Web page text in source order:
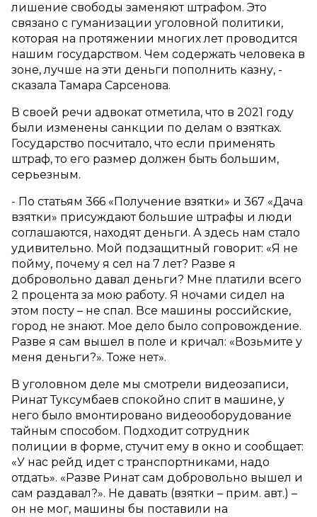
лишение свободы заменяют штрафом. Это
связано с гуманизации уголовной политики,
которая на протяжении многих лет проводится
нашим государством. Чем содержать человека в
зоне, лучше на эти деньги пополнить казну, -
сказала Тамара Сарсенова.
В своей речи адвокат отметила, что в 2021 году
были изменены санкции по делам о взятках.
Государство посчитало, что если применять
штраф, то его размер должен быть большим,
серьезным.
- По статьям 366 «Получение взятки» и 367 «Дача
взятки» присуждают большие штрафы и люди
соглашаются, находят деньги. А здесь нам стало
удивительно. Мой подзащитный говорит: «Я не
пойму, почему я сел на 7 лет? Разве я
добровольно давал деньги? Мне платили всего
2 процента за мою работу. Я ночами сидел на
этом посту – не спал. Все машины российские,
город не знают. Мое дело было сопровождение.
Разве я сам вышел в поле и кричал: «Возьмите у
меня деньги?». Тоже нет».
В уголовном деле мы смотрели видеозаписи,
Ринат Туксумбаев спокойно спит в машине, у
него было вмонтировано видеооборудование
тайным способом. Подходит сотрудник
полиции в форме, стучит ему в окно и сообщает:
«У нас рейд идет с транспортниками, надо
отдать». «Разве Ринат сам добровольно вышел и
сам раздавал?». Не давать (взятки – прим. авт.) –
он не мог, машины бы поставили на